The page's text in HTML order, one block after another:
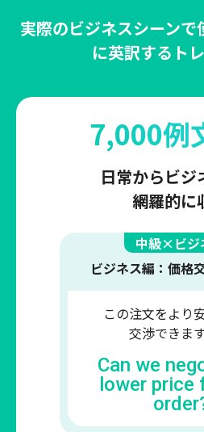
実際のビジネスシーン
に英訳するト
7,000例
日常からビジ
網羅的に
上級×エンジ
インシデント対応：
時こそ、的確に
迅速にロール
We need to
quick